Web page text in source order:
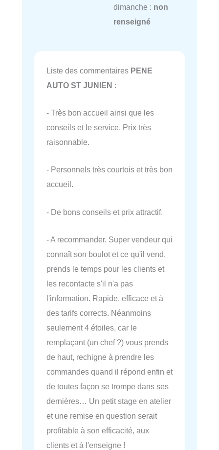
dimanche : non
renseigné
Liste des commentaires PENE
AUTO ST JUNIEN :
- Très bon accueil ainsi que les
conseils et le service. Prix très
raisonnable.
- Personnels très courtois et très bon
accueil.
- De bons conseils et prix attractif.
- A recommander. Super vendeur qui
connaît son boulot et ce qu'il vend,
prends le temps pour les clients et
les recontacte s'il n'a pas
l'information. Rapide, efficace et à
des tarifs corrects. Néanmoins
seulement 4 étoiles, car le
remplaçant (un chef ?) vous prends
de haut, rechigne à prendre les
commandes quand il répond enfin et
de toutes façon se trompe dans ses
dernières… Un petit stage en atelier
et une remise en question serait
profitable à son efficacité, aux
clients et à l'enseigne !